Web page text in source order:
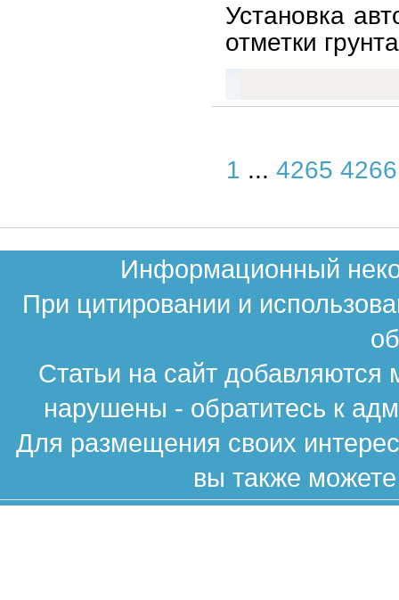
Установка
отметки
1 ... 4265 4266
Информационный
При цитировании и
Статьи на сайт
нарушены - обратитесь к
Для размещения своих
вы также